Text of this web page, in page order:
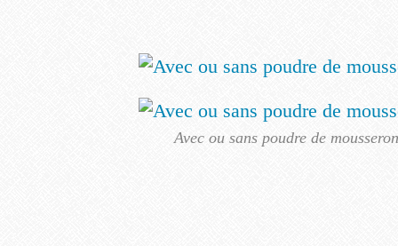
Avec ou sans poudre de